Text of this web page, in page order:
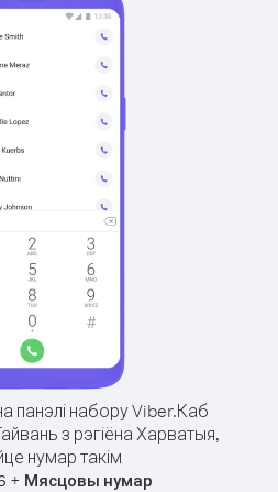
панэлі набору Viber.Каб
з рэгіёна Харватыя,
нумар такім
+ Мясцовы нумар